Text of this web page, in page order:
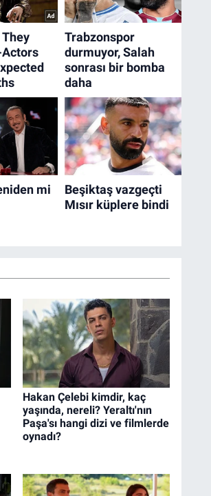
Hakan Çelebi kimdir, kaç
yaşında, nereli? Yeraltı'nın
Paşa'sı hangi dizi ve filmlerde
oynadı?